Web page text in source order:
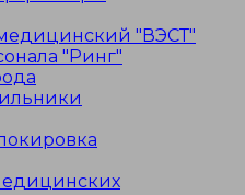
"ВЭСТ"
"Ринг"